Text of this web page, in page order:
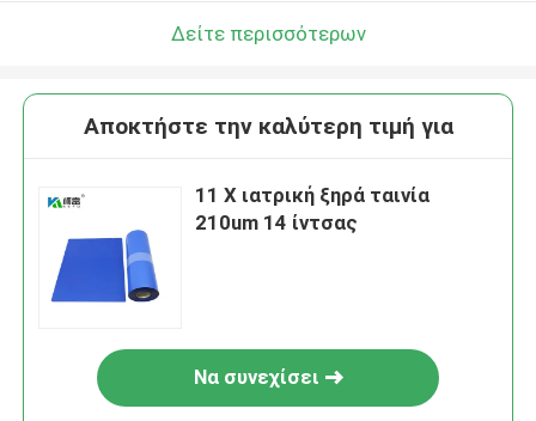
Δείτε περισσότερων
Αποκτήστε την καλύτερη τιμή για
11 X ιατρική ξηρά ταινία
210um 14 ίντσας
Να συνεχίσει